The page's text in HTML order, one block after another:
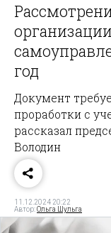
год
Документ
проработки с
рассказал
Володин
11.12.2024 20:22
Автор:Ольга Шульга